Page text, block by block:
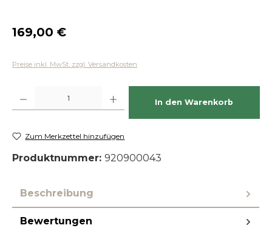
Regulärer Preis:
169,00 €
Preise inkl. MwSt. zzgl. Versandkosten
In den Warenkorb
Zum Merkzettel hinzufügen
Produktnummer: 920900043
Beschreibung
Bewertungen